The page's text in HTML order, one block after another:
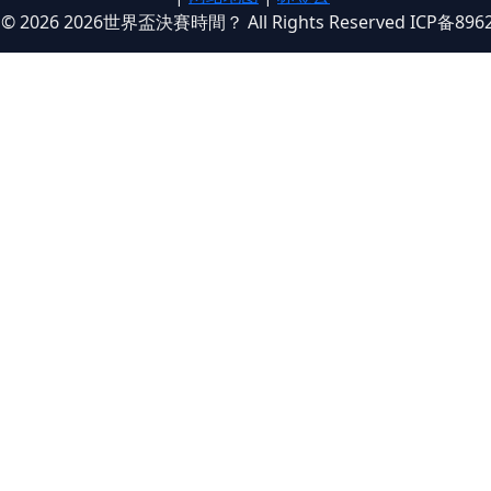
2026 2026世界盃決賽時間？ All Rights Reserved ICP备